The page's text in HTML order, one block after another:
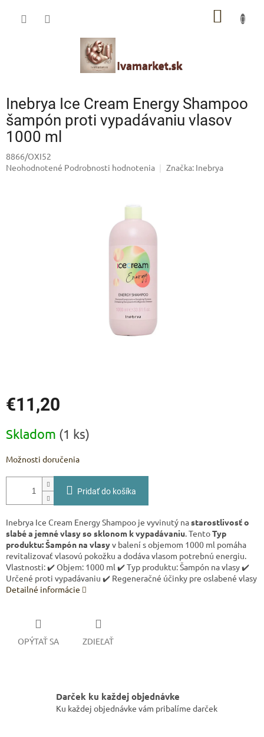
Inebrya Ice Cream Energy Shampoo
šampón proti vypadávaniu vlasov
1000 ml
8866/OXI52
Priemerné
Neohodnotené Podrobnosti hodnotenia Značka: Inebrya
€11,20
cena:
Skladom (1 ks)
Možnosti doručenia
Pridať do košíka
Inebrya Ice Cream Energy Shampoo je vyvinutý nastarostlivosť o
slabé a jemné vlasy so sklonom k vypadávaniu. TentoTyp
produktu: Šampón na vlasyv balení s objemom 1000 ml pomáha
revitalizovať vlasovú pokožku a dodáva vlasom potrebnú energiu.
Vlastnosti: ✔️ Objem: 1000 ml ✔️ Typ produktu: Šampón na vlasy ✔️
Určené proti vypadávaniu ✔️ Regeneračné účinky pre oslabené vlasy
Detailné informácie
OPÝTAŤ SA ZDIEĽAŤ
Darček ku každej objednávke
Ku každej objednávke vám pribalíme darček
IVAMARKET poradca